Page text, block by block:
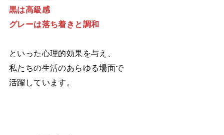
黒は高級感
グレーは落ち着きと調和
といった心理的効果を与え、
私たちの生活のあらゆる場面で
活躍しています。